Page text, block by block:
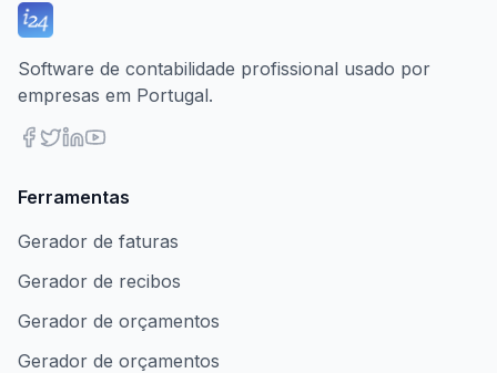
Software de contabilidade profissional usado por
empresas em Portugal.
Ferramentas
Gerador de faturas
Gerador de recibos
Gerador de orçamentos
Gerador de orçamentos